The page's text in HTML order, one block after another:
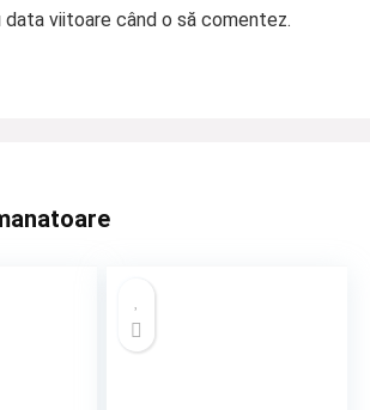
viitoare când o să comentez.